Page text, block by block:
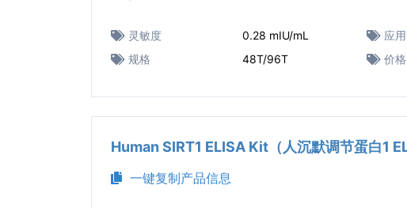
灵敏度
0.28 mIU/mL 应用
规格
48T/96T 价
Human SIRT1 ELISA Kit（人沉默调节蛋白1
一键复制产品信息